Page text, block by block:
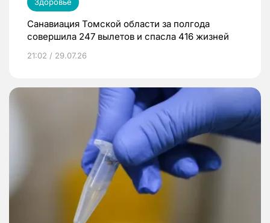
Санавиация Томской области за полгода
совершила 247 вылетов и спасла 416 жизней
21:02 / 29.07.26